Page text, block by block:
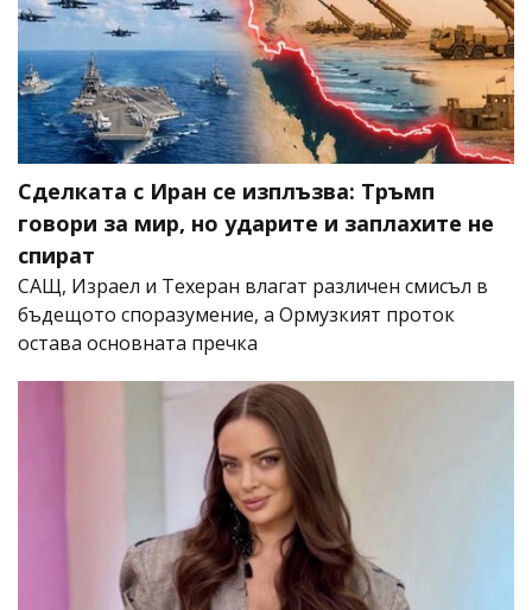
Сделката с Иран се изплъзва: Тръмп
говори за мир, но ударите и заплахите не
спират
САЩ, Израел и Техеран влагат различен смисъл в
бъдещото споразумение, а Ормузкият проток
остава основната пречка